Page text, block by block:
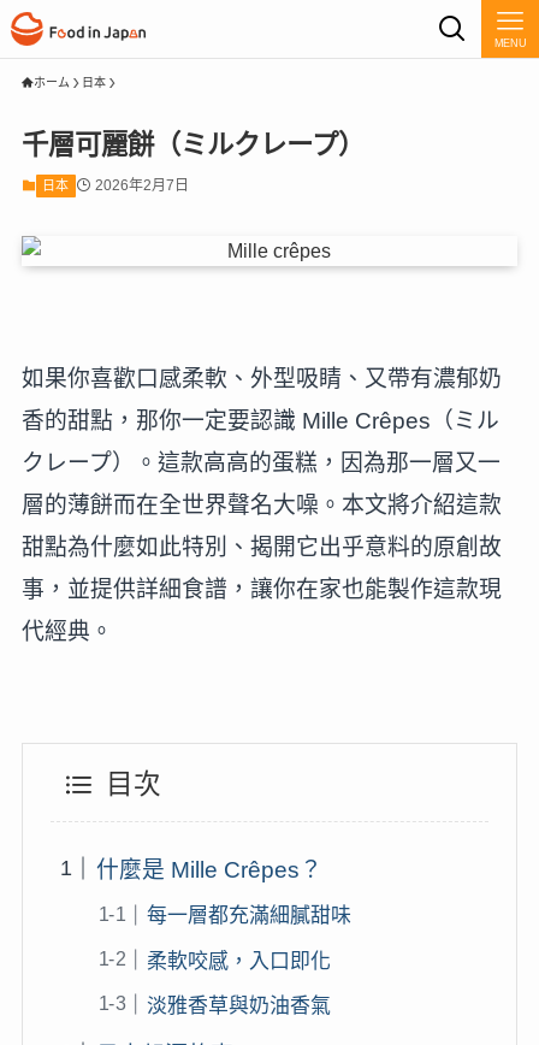
MENU
ホーム 日本
千層可麗餅（ミルクレープ）
日本 2026年2月7日
如果你喜歡口感柔軟、外型吸睛、又帶有濃郁奶
香的甜點，那你一定要認識 Mille Crêpes（ミル
クレープ）。這款高高的蛋糕，因為那一層又一
層的薄餅而在全世界聲名大噪。本文將介紹這款
甜點為什麼如此特別、揭開它出乎意料的原創故
事，並提供詳細食譜，讓你在家也能製作這款現
代經典。
目次
什麼是 Mille Crêpes？
每一層都充滿細膩甜味
柔軟咬感，入口即化
淡雅香草與奶油香氣